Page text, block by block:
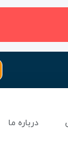
درباره ما